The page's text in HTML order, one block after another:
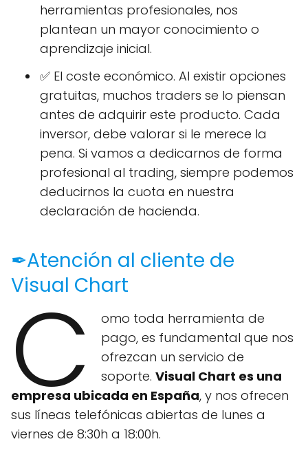
herramientas profesionales, nos
plantean un mayor conocimiento o
aprendizaje inicial.
✅ El coste económico. Al existir opciones
gratuitas, muchos traders se lo piensan
antes de adquirir este producto. Cada
inversor, debe valorar si le merece la
pena. Si vamos a dedicarnos de forma
profesional al trading, siempre podemos
deducirnos la cuota en nuestra
declaración de hacienda.
✒Atención al cliente de
Visual Chart
C
omo toda herramienta de
pago, es fundamental que nos
ofrezcan un servicio de
soporte.Visual Chart es una
empresa ubicada en España, y nos ofrecen
sus líneas telefónicas abiertas de lunes a
viernes de 8:30h a 18:00h.